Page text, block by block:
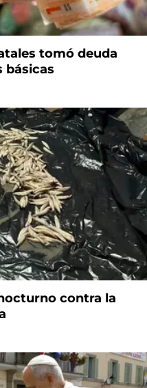
tomó deuda
básicas
contra la